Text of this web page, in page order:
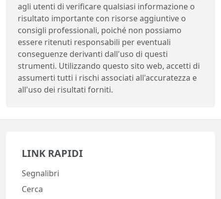
agli utenti di verificare qualsiasi informazione o
risultato importante con risorse aggiuntive o
consigli professionali, poiché non possiamo
essere ritenuti responsabili per eventuali
conseguenze derivanti dall'uso di questi
strumenti. Utilizzando questo sito web, accetti di
assumerti tutti i rischi associati all'accuratezza e
all'uso dei risultati forniti.
LINK RAPIDI
Segnalibri
Cerca